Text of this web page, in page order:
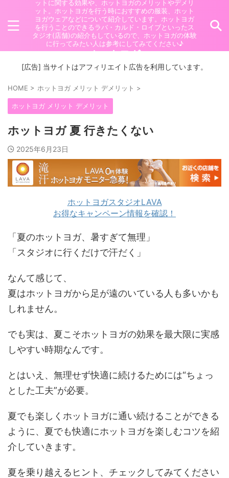
ットに関する効果や、ホットヨガのメリットやデメリ
ット。ホットヨガを行う時におすすめの服装、ホット
ヨガウェアなどについて紹介しています。ホットヨガ
を行うことのできるラバ・カルド・ロイブといったス
タジオ(店舗)の紹介もしているので、ホットヨガの体験
に行ってみたい人は参考にしてみてください♪
ホットヨガ
[広告] 当サイトはアフィリエイト広告を利用しています。
HOME > ホットヨガ メリット デメリット >
ホットヨガ メリット デメリット
ホットヨガ 夏 行きたくない
2025年6月23日
ホットヨガスタジオLAVA
お得なキャンペーン情報を確認！
「夏のホットヨガ、暑すぎて無理」
「スタジオに行くだけで汗だく」
なんて感じて、
夏はホットヨガから足が遠のいている人も多いかも
しれません。
でも実は、夏こそホットヨガの効果を最大限に実感
しやすい時期なんです。
とはいえ、無理せず快適に続けるためには“ちょっ
とした工夫”が必要。
夏でも楽しくホットヨガに通い続けることができる
ように、夏でも快適にホットヨガを楽しむコツを紹
介していきます。
夏を乗り越えるヒント、チェックしてみてください